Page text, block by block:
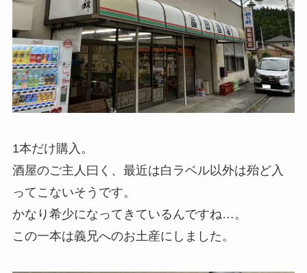
1本だけ購入。
酒屋のご主人曰く、最近は白ラベル以外は殆ど入
ってこないそうです。
かなり希少になってきているんですね…。
この一本は義兄へのお土産にしました。